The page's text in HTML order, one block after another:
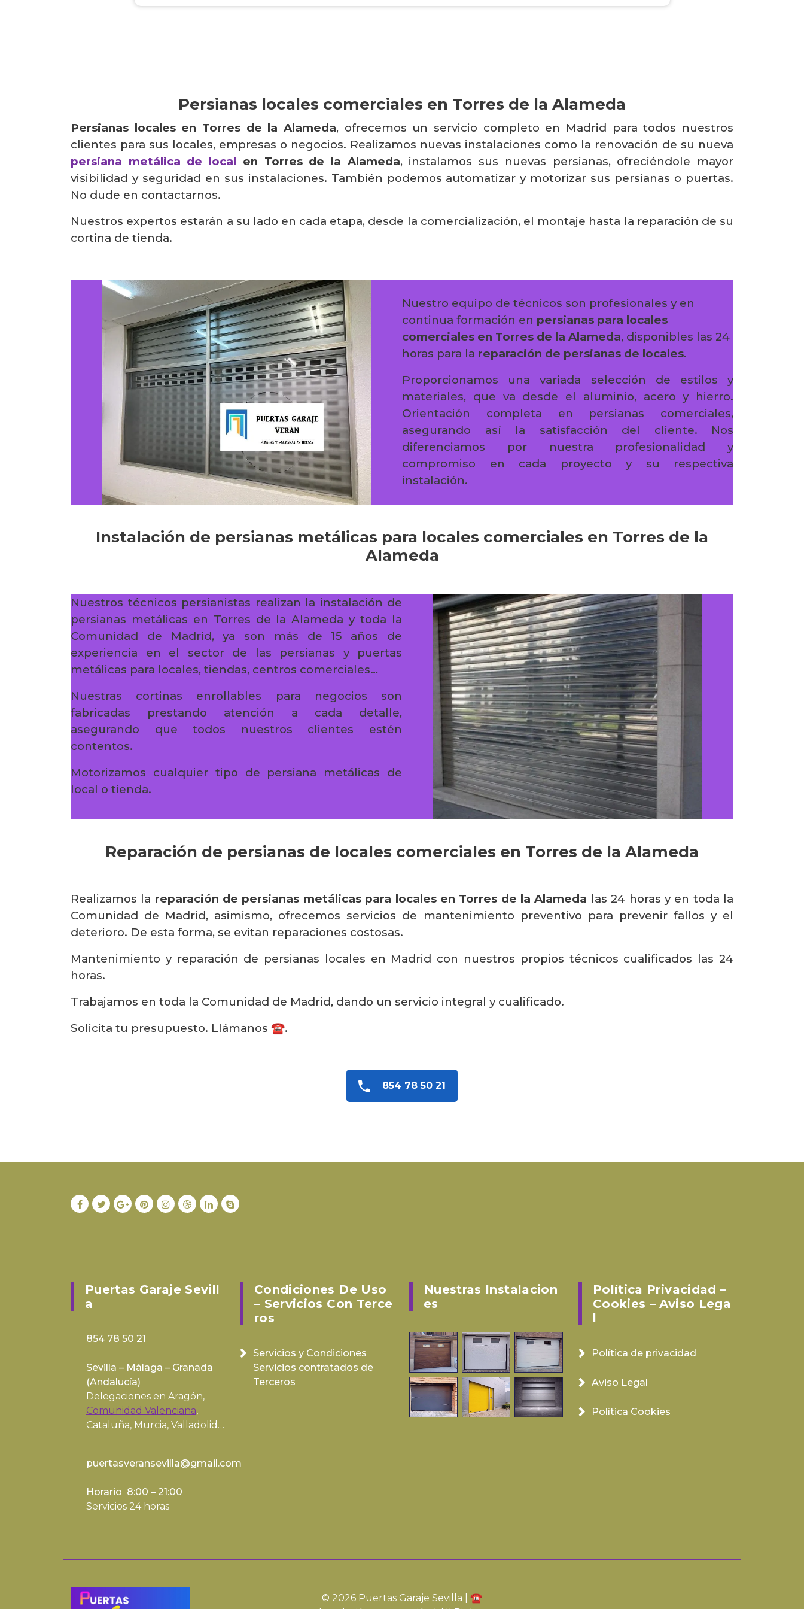
Persianas locales comerciales en Torres de la Alameda
Persianas locales en Torres de la Alameda, ofrecemos un servicio completo en Madrid para todos nuestros
clientes para sus locales, empresas o negocios. Realizamos nuevas instalaciones como la renovación de su nueva
persiana metálica de local en Torres de la Alameda, instalamos sus nuevas persianas, ofreciéndole mayor
visibilidad y seguridad en sus instalaciones. También podemos automatizar y motorizar sus persianas o puertas.
No dude en contactarnos.
Nuestros expertos estarán a su lado en cada etapa, desde la comercialización, el montaje hasta la reparación de su
cortina de tienda.
Nuestro equipo de técnicos son profesionales y en
continua formación en persianas para locales
comerciales en Torres de la Alameda, disponibles las 24
horas para la reparación de persianas de locales.
Proporcionamos una variada selección de estilos y
materiales, que va desde el aluminio, acero y hierro.
Orientación completa en persianas comerciales,
asegurando así la satisfacción del cliente. Nos
diferenciamos por nuestra profesionalidad y
compromiso en cada proyecto y su respectiva
instalación.
Instalación de persianas metálicas para locales comerciales en Torres de la
Alameda
Nuestros técnicos persianistas realizan la instalación de
persianas metálicas en Torres de la Alameda y toda la
Comunidad de Madrid, ya son más de 15 años de
experiencia en el sector de las persianas y puertas
metálicas para locales, tiendas, centros comerciales…
Nuestras cortinas enrollables para negocios son
fabricadas prestando atención a cada detalle,
asegurando que todos nuestros clientes estén
contentos.
Motorizamos cualquier tipo de persiana metálicas de
local o tienda.
Reparación de persianas de locales comerciales en Torres de la Alameda
Realizamos la reparación de persianas metálicas para locales en Torres de la Alameda las 24 horas y en toda la
Comunidad de Madrid, asimismo, ofrecemos servicios de mantenimiento preventivo para prevenir fallos y el
deterioro. De esta forma, se evitan reparaciones costosas.
Mantenimiento y reparación de persianas locales en Madrid con nuestros propios técnicos cualificados las 24
horas.
Trabajamos en toda la Comunidad de Madrid, dando un servicio integral y cualificado.
Solicita tu presupuesto. Llámanos ☎️.
854 78 50 21
Puertas Garaje Sevill
A
854 78 50 21
Sevilla – Málaga – Granada
(Andalucía)
Delegaciones en Aragón,
Comunidad Valenciana,
Cataluña, Murcia, Valladolid…
puertasveransevilla@gmail.com
Horario 8:00 – 21:00
Servicios 24 horas
Condiciones De Uso
– Servicios Con Terce
Ros
Servicios y Condiciones
Servicios contratados de
Terceros
Nuestras Instalacion
Es
Política Privacidad –
Cookies – Aviso Lega
L
Política de privacidad
Aviso Legal
Política Cookies
© 2026 Puertas Garaje Sevilla | ☎️